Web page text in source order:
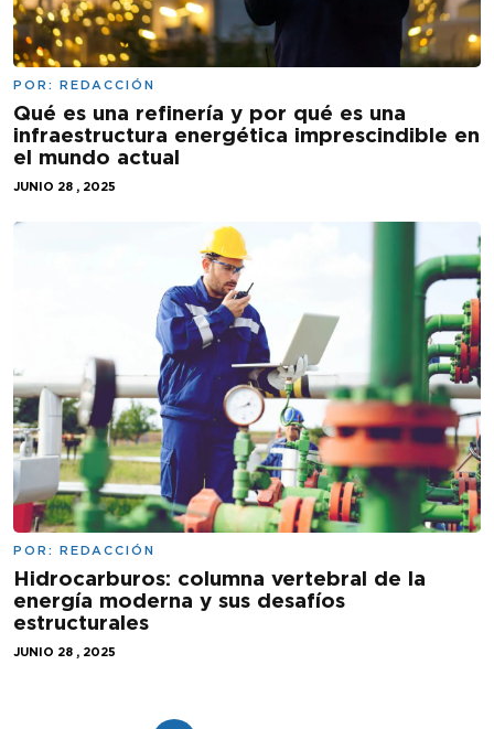
POR: REDACCIÓN
Qué es una refinería y por qué es una
infraestructura energética imprescindible en
el mundo actual
JUNIO 28 , 2025
POR: REDACCIÓN
Hidrocarburos: columna vertebral de la
energía moderna y sus desafíos
estructurales
JUNIO 28 , 2025